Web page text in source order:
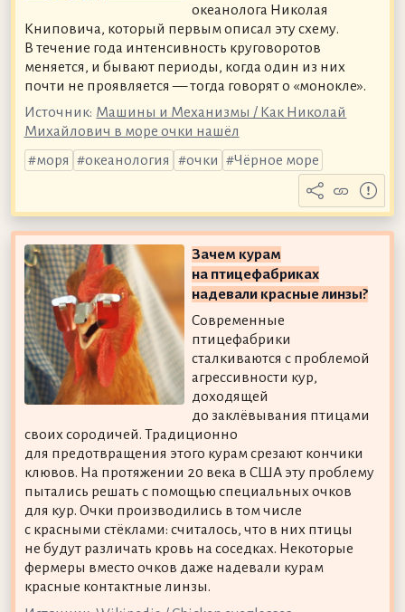
океанолога Николая
Книповича, который первым описал эту схему.
В течение года интенсивность круговоротов
меняется, и бывают периоды, когда один из них
почти не проявляется — тогда говорят о «монокле».
Источник: Машины и Механизмы / Как Николай
Михайлович в море очки нашёл
моря
океанология очки Чёрное море
Зачем курам
на птицефабриках
надевали красные линзы?
Современные
птицефабрики
сталкиваются с проблемой
агрессивности кур,
доходящей
до заклёвывания птицами
своих сородичей. Традиционно
для предотвращения этого курам срезают кончики
клювов. На протяжении 20 века в США эту проблему
пытались решать с помощью специальных очков
для кур. Очки производились в том числе
с красными стёклами: считалось, что в них птицы
не будут различать кровь на соседках. Некоторые
фермеры вместо очков даже надевали курам
красные контактные линзы.